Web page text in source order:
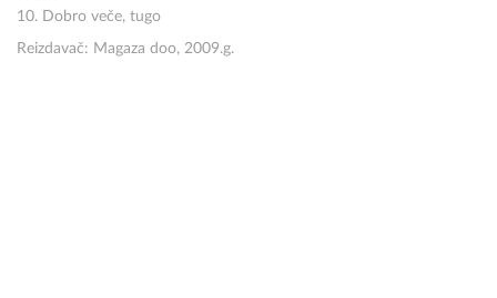
10. Dobro veče, tugo
Reizdavač: Magaza doo, 2009.g.